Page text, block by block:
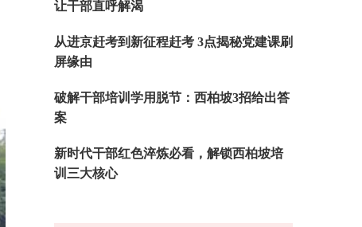
让干部直呼解渴
从进京赶考到新征程赶考 3点揭秘党建课刷
屏缘由
破解干部培训学用脱节：西柏坡3招给出答
案
新时代干部红色淬炼必看，解锁西柏坡培
训三大核心